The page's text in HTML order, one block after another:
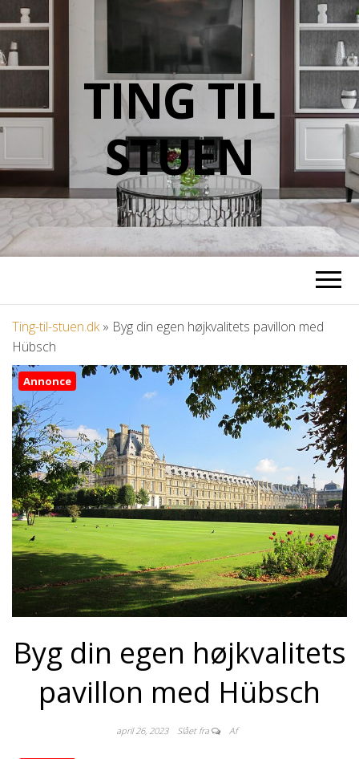
TING TIL
STUEN
Ting-til-stuen.dk» Byg din egen højkvalitets pavillon med
Hübsch
Annonce
Byg din egen højkvalitets
pavillon med Hübsch
april 26, 2023 Slået fra Af